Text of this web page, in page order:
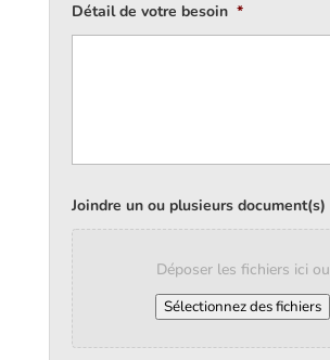
Détail de votre besoin *
Joindre un ou plusieurs document(s)
Déposer les fichiers ici ou
Sélectionnez des fichiers